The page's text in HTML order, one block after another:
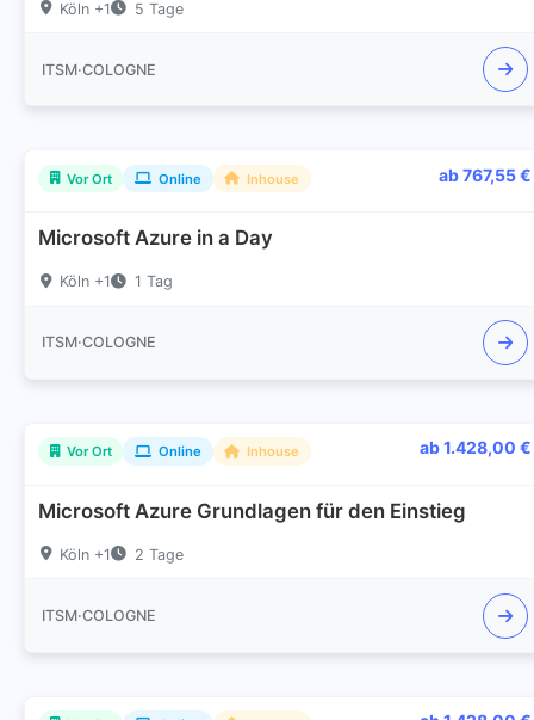
Köln +1 5 Tage
ITSM·COLOGNE
Vor Ort Online Inhouse ab 767,55 €
Microsoft Azure in a Day
Köln +1 1 Tag
ITSM·COLOGNE
Vor Ort Online Inhouse ab 1.428,00 €
Microsoft Azure Grundlagen für den Einstieg
Köln +1 2 Tage
ITSM·COLOGNE